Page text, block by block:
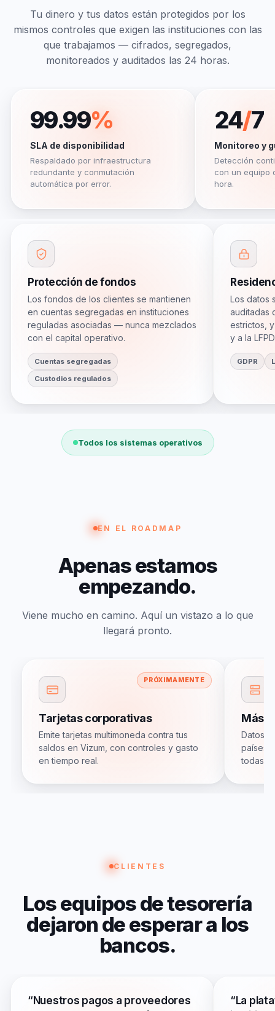
Tu dinero y tus datos están protegidos por los
mismos controles que exigen las instituciones con las
que trabajamos — cifrados, segregados,
monitoreados y auditados las 24 horas.
99.99%
SLA de disponibilidad
Respaldado por infraestructura
redundante y conmutación
automática por error.
24/7
Monitoreo y
Detección
con un equipo
hora.
Protección de fondos
Los fondos de los clientes se mantienen
en cuentas segregadas en instituciones
reguladas asociadas — nunca mezclados
con el capital operativo.
Cuentas segregadas
Custodios regulados
Los datos
auditadas
estrictos,
y a la
GDPR
Todos los sistemas operativos
EN EL ROADMAP
Apenasestamos
empezando.
Viene mucho en camino. Aquí un vistazo a lo que
llegará pronto.
PRÓXIMAMENTE
Tarjetas corporativas
Emite tarjetas multimoneda contra tus
saldos en Vizum, con controles y gasto
en tiempo real.
Más
Datos
países,
todas
CLIENTES
Losequiposdetesorería
dejaron deesperara los
bancos.
“Nuestros pagos a proveedores
“La